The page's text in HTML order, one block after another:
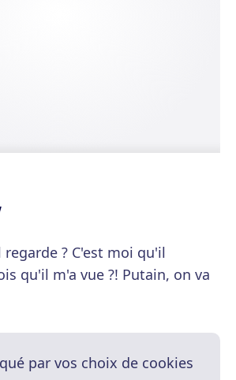
regarde ? C'est moi qu'il
qu'il m'a vue ?! Putain, on va
par vos choix de cookies